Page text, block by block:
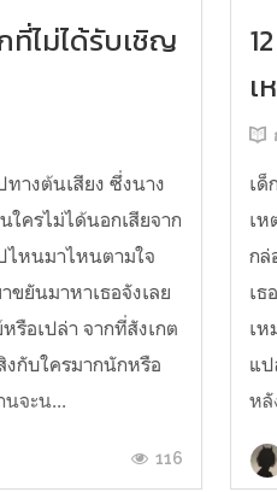
ที่ไม่ได้รับเชิญ
ทางต้นเสียง ซึ่งนาง
ใครไม่ได้นอกเสียจาก
ไหนมาไหนตามใจ
ยันมาหาเธอจังเลย
รือเปล่า จากที่สังเกต
งกับใครมากนักหรือ
นจะน...
116
เ
เด็
เห
กล่
เธ
เห
แป
หลั